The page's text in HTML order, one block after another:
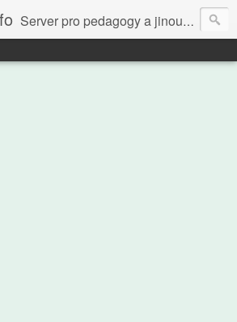
Server pro pedagogy a jinou zvířenu